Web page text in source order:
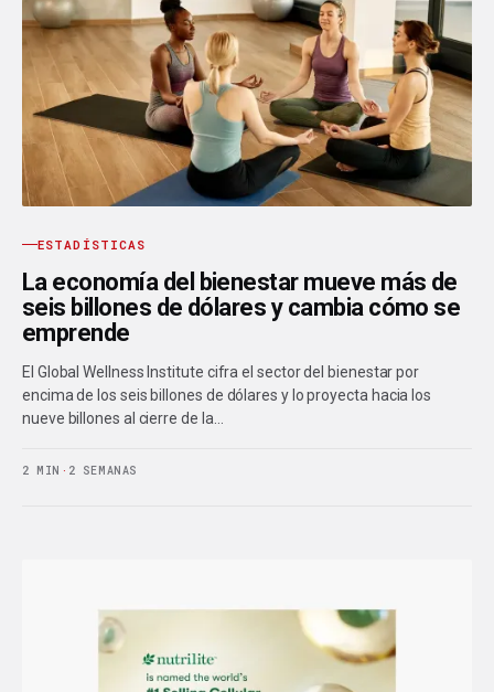
ESTADÍSTICAS
La economía del bienestar mueve más de
seis billones de dólares y cambia cómo se
emprende
El Global Wellness Institute cifra el sector del bienestar por
encima de los seis billones de dólares y lo proyecta hacia los
nueve billones al cierre de la…
2 MIN · 2 SEMANAS